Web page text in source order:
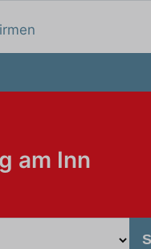
am Inn